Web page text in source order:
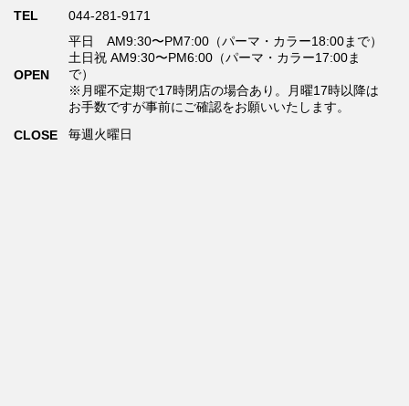
TEL
044-281-9171
OPEN
平日 AM9:30〜PM7:00（パーマ・カラー18:00まで）
土日祝 AM9:30〜PM6:00（パーマ・カラー17:00ま
で）
※月曜不定期で17時閉店の場合あり。月曜17時以降は
お手数ですが事前にご確認をお願いいたします。
CLOSE
毎週火曜日